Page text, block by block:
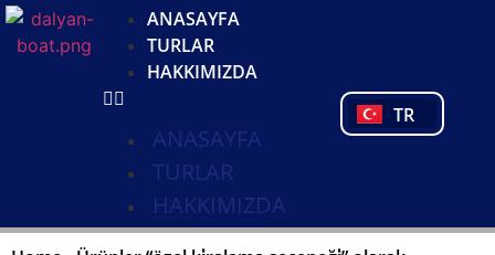
ANASAYFA
TURLAR
HAKKIMIZDA
ANASAYFA
TURLAR
HAKKIMIZDA
TR
PL
PT